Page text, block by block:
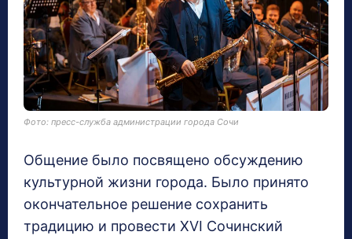
Фото: пресс-служба администрации города Сочи
Общение было посвящено обсуждению
культурной жизни города. Было принято
окончательное решение сохранить
традицию и провести XVI Сочинский